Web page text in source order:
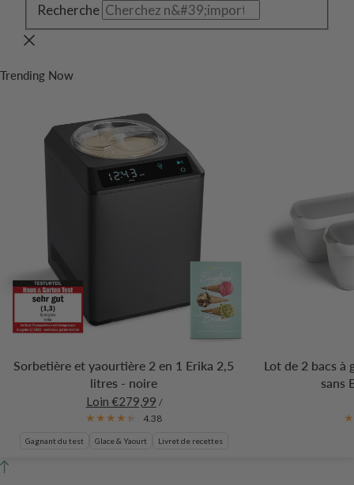
Recherche
Trending Now
Sorbetière et yaourtière 2 en 1 Erika 2,5
litres - noire
Loin €279,99 /
4.38
Gagnant du test Glace & Yaourt Livret de recettes
Lot de 2 bacs à
sans